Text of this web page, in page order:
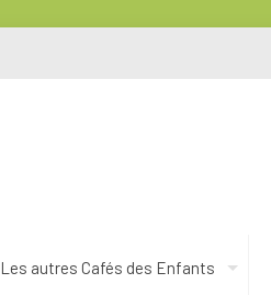
Les autres Cafés des Enfants